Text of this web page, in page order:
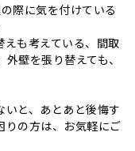
際に気を付けている
も考えている、間取
壁を張り替えても、
いと、あとあと後悔す
りの方は、お気軽にご